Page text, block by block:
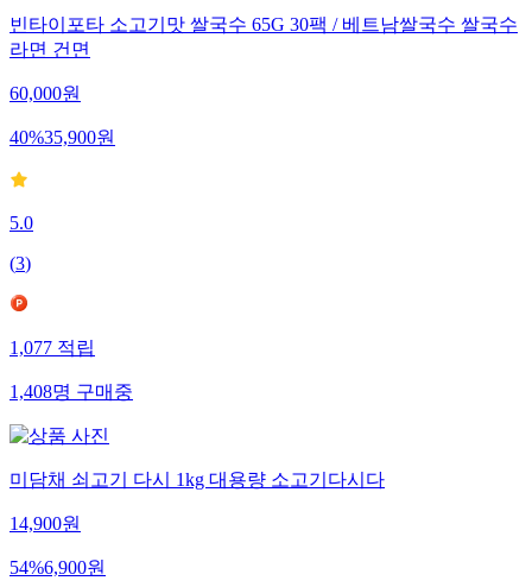
빈타이포타 소고기맛 쌀국수 65G 30팩 / 베트남쌀국수 쌀국수
라면 건면
60,000원
40%35,900원
5.0
(3)
1,077적립
1,408명구매중
미담채 쇠고기 다시 1kg 대용량 소고기다시다
14,900원
54%6,900원